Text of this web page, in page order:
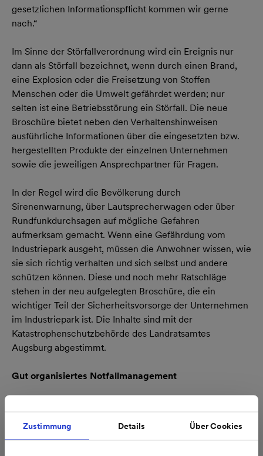
Zustimmung Details Über Cookies
gesetzlichen Informationspflicht kommen wir gerne
nach.“
Im Sinne der Störfallverordnung wird ein Ereignis nur
dann als Störfall bezeichnet, wenn durch einen Brand,
eine Explosion oder die Freisetzung von Stoffen
Menschen oder die Umwelt gefährdet werden; nur
selten ist eine Betriebsstörung ein Störfall. Die neue
Broschüre bietet neben den Verhaltenshinweisen
ausführliche Informationen über die eingesetzten bzw.
hergestellten Produkte der einzelnen Unternehmen
sowie die jeweiligen Ansprechpartner für Fragen.
In der Regel wird die Bevölkerung durch
Sirenenwarnung, über Lautsprecherwagen oder über
Rundfunkdurchsagen auf mögliche Gefahren
aufmerksam gemacht. Wenn eine Gefährdung vom
Industriepark ausgeht, müssen die Anwohner wissen, wie
sie sich richtig verhalten und sich selbst und andere
schützen können. Diese und noch mehr Ratschläge
stehen in der neu aufgelegten Broschüre, die ein
wichtiger Teil der Sicherheitsvorsorge der Unternehmen
im Industriepark ist. Die Inhalte sind mit der
Katastrophenschutzbehörde des Landratsamtes
Augsburg abgestimmt.
Gut organisiertes Notfallmanagement
Schadensfalles im Industriepark Gersthofen so gering